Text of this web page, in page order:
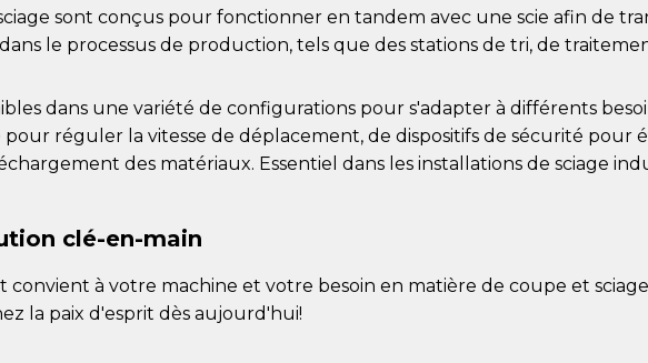
sont conçus pour fonctionner en tandem avec une scie afin de
le processus de production, tels que des stations de tri, de
dans une variété de configurations pour s'adapter à différents
réguler la vitesse de déplacement, de dispositifs de sécurité pour
des matériaux. Essentiel dans les installations de sciage
clé-en-main
à votre machine et votre besoin en matière de coupe et
la paix d'esprit dès aujourd'hui!